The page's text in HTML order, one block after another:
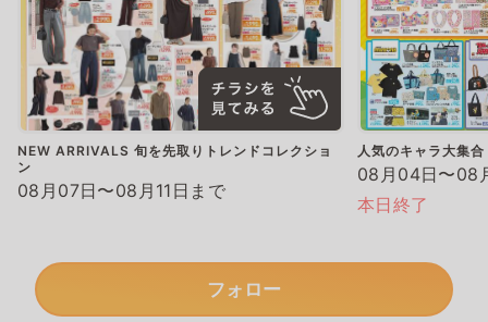
NEW ARRIVALS 旬を先取りトレンドコレクショ
ン
08月07日〜08月11日まで
人気のキャラ大集
08月04日〜08
本日終了
フォロー